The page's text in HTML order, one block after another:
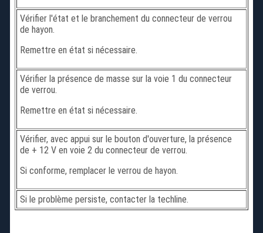
Vérifier l'état et le branchement du connecteur de verrou
de hayon.
Remettre en état si nécessaire.
Vérifier la présence de masse sur la voie 1 du connecteur
de verrou.
Remettre en état si nécessaire.
Vérifier, avec appui sur le bouton d'ouverture, la présence
de + 12 V en voie 2 du connecteur de verrou.
Si conforme, remplacer le verrou de hayon.
Si le problème persiste, contacter la techline.